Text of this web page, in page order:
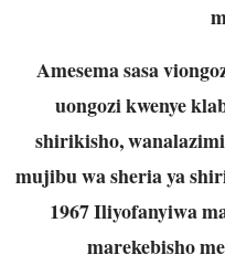
Amesema sasa
uongozi kwenye
shirikisho,
mujibu wa sheria ya
1967 Iliyofanyiwa
marekebisho